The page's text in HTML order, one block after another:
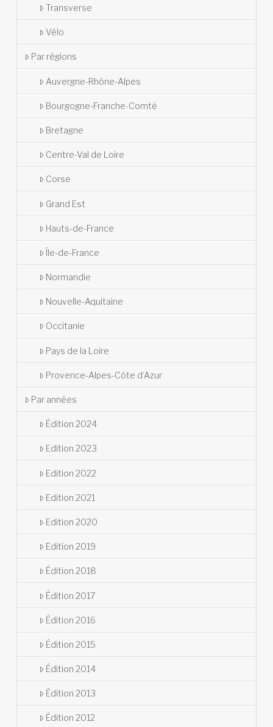
Transverse
Vélo
Par régions
Auvergne-Rhône-Alpes
Bourgogne-Franche-Comté
Bretagne
Centre-Val de Loire
Corse
Grand Est
Hauts-de-France
Île-de-France
Normandie
Nouvelle-Aquitaine
Occitanie
Pays de la Loire
Provence-Alpes-Côte d’Azur
Par années
Édition 2024
Edition 2023
Edition 2022
Edition 2021
Edition 2020
Edition 2019
Édition 2018
Édition 2017
Édition 2016
Édition 2015
Édition 2014
Édition 2013
Édition 2012